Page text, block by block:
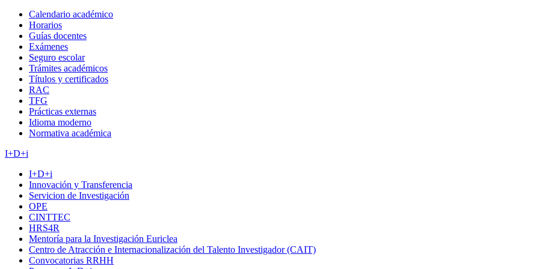
Calendario académico
Horarios
Guías docentes
Exámenes
Seguro escolar
Trámites académicos
Títulos y certificados
RAC
TFG
Prácticas externas
Idioma moderno
Normativa académica
I+D+i
I+D+i
Innovación y Transferencia
Servicion de Investigación
OPE
CINTTEC
HRS4R
Mentoría para la Investigación Euriclea
Centro de Atracción e Internacionalización del Talento Investigador (CAIT)
Convocatorias RRHH